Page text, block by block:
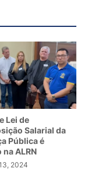
Lei de
Salarial da
Pública é
ALRN
2024